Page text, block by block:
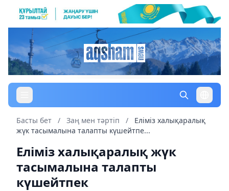
Басты бет / Заң мен тəртіп /
Еліміз халықаралық
жүк тасымалына талапты күшейтпе...
Еліміз халықаралық жүк
тасымалына талапты
күшейтпек